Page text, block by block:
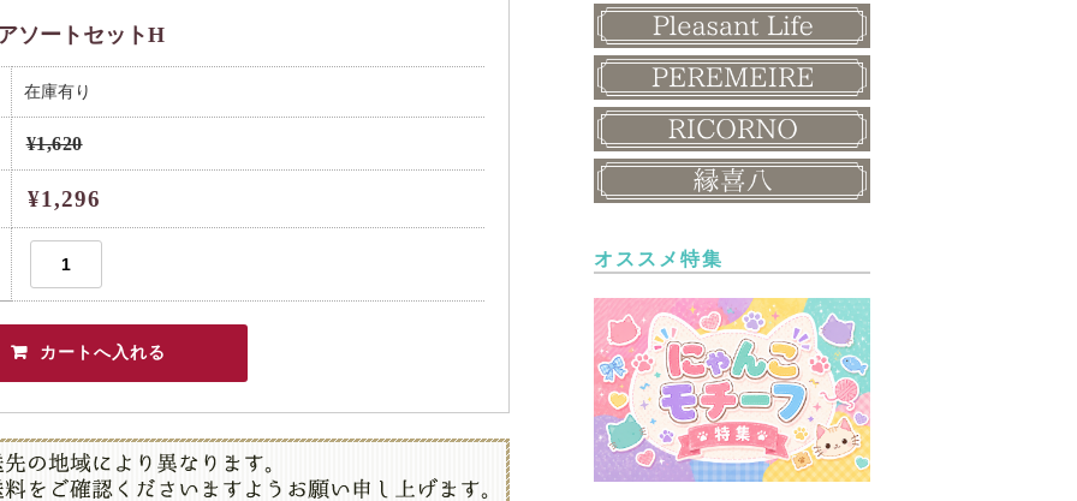
ソートセットH
在庫有り
¥1,620
¥1,296
オススメ特集